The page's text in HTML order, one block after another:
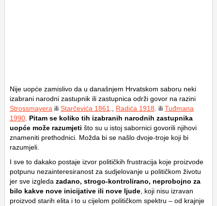
Nije uopće zamislivo da u današnjem Hrvatskom saboru neki
izabrani narodni zastupnik ili zastupnica održi govor na razini
Strossmayera ili Starčevića 1861 Radića 1918 . ili Tuđmana
1990 Pitam se koliko tih izabranih narodnih zastupnika
uopće može razumjeti što su u istoj sabornici govorili njihovi
znameniti prethodnici. Možda bi se našlo dvoje-troje koji bi
razumjeli.
I sve to dakako postaje izvor političkih frustracija koje proizvode
potpunu nezainteresiranost za sudjelovanje u političkom životu
jer sve izgleda zadano, strogo-kontrolirano, neprobojno za
bilo kakve nove inicijative ili nove ljude , koji nisu izravan
proizvod starih elita i to u cijelom političkom spektru – od krajnje